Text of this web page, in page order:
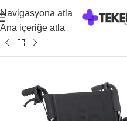
Navigasyona atla
Ana içeriğe atla
Ana Sayfa/Kiralık Manuel